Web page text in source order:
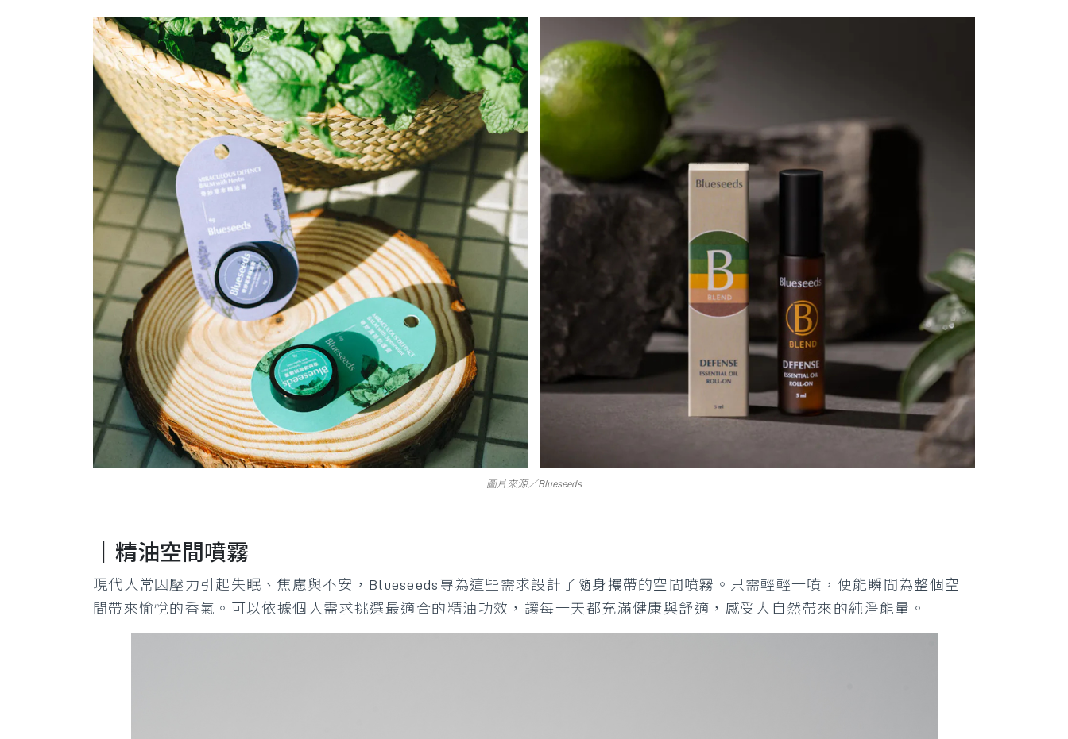
圖片來源／Blueseeds
｜精油空間噴霧
現代人常因壓力引起失眠、焦慮與不安，Blueseeds專為這些需求設計了隨身攜帶的空間噴霧。只需輕輕一噴，便能瞬間為整個空
間帶來愉悅的香氣。
可以依據個人需求挑選最適合的精油功效，讓每一天都充滿健康與舒適，感受大自然帶來的純淨能量。